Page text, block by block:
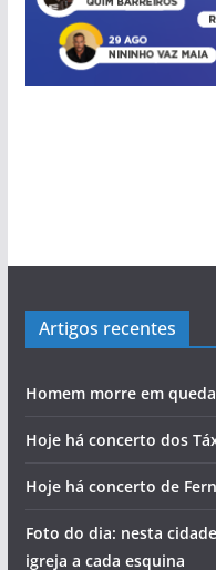
Artigos recentes
Homem morre em
Hoje há concerto dos
Hoje há concerto de
Foto do dia: nesta
igreja a cada esquina